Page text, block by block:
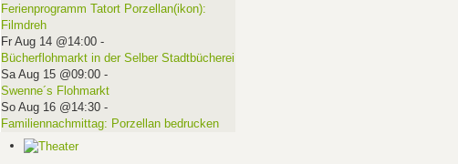
Ferienprogramm Tatort Porzellan(ikon):
Filmdreh
Fr Aug 14 @14:00-
Bücherflohmarkt in der Selber Stadtbücherei
Sa Aug 15 @09:00-
Swenne´s Flohmarkt
So Aug 16 @14:30-
Familiennachmittag: Porzellan bedrucken